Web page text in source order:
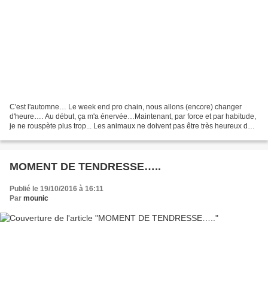
C'est l'automne… Le week end pro chain, nous allons (encore) changer
d'heure…. Au début, ça m'a énervée…Maintenant, par force et par habitude,
je ne rouspète plus trop... Les animaux ne doivent pas être très heureux de
MOMENT DE TENDRESSE…..
Publié le 19/10/2016 à 16:11
Par mounic